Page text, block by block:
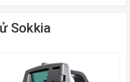
Sokkia